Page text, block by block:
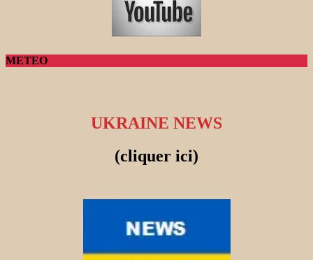
METEO
UKRAINE NEWS
(cliquer ici)